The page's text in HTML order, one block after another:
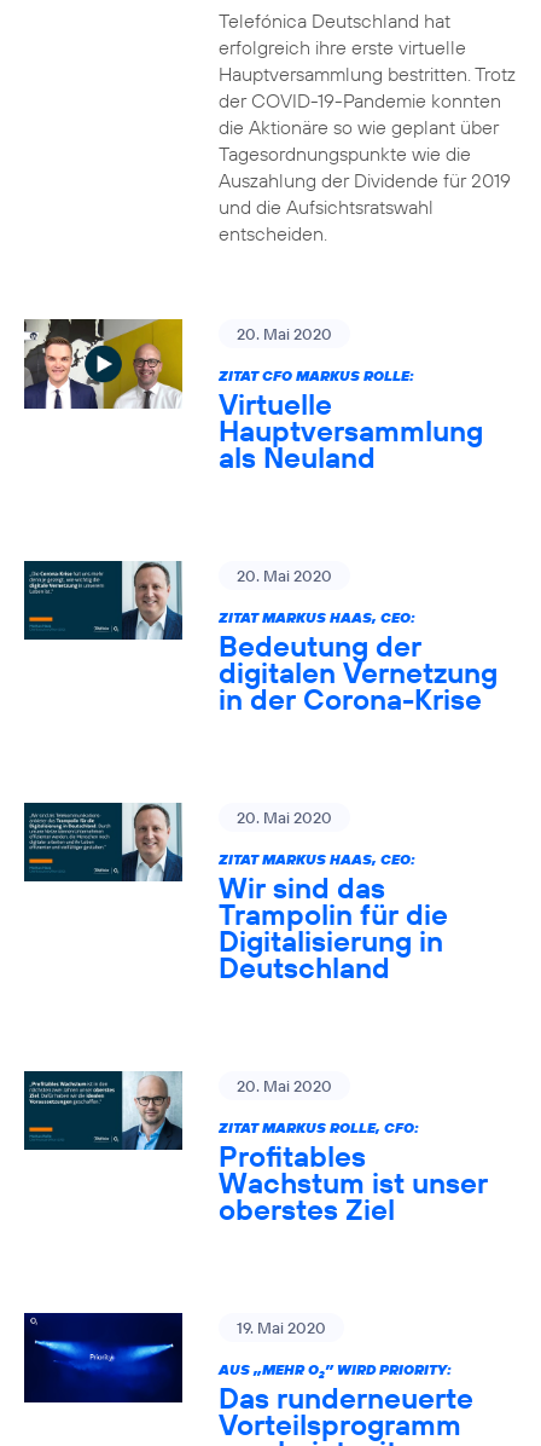
Telefónica Deutschland hat
erfolgreich ihre erste virtuelle
Hauptversammlung bestritten. Trotz
der COVID-19-Pandemie konnten
die Aktionäre so wie geplant über
Tagesordnungspunkte wie die
Auszahlung der Dividende für 2019
und die Aufsichtsratswahl
entscheiden.
20. Mai 2020
ZITAT CFO MARKUS ROLLE:
Virtuelle
Hauptversammlung
als Neuland
20. Mai 2020
ZITAT MARKUS HAAS, CEO:
Bedeutung der
digitalen Vernetzung
in der Corona-Krise
20. Mai 2020
ZITAT MARKUS HAAS, CEO:
Wir sind das
Trampolin für die
Digitalisierung in
Deutschland
20. Mai 2020
ZITAT MARKUS ROLLE, CFO:
Profitables
Wachstum ist unser
oberstes Ziel
19. Mai 2020
AUS „MEHR O2” WIRD PRIORITY:
Das runderneuerte
Vorteilsprogramm